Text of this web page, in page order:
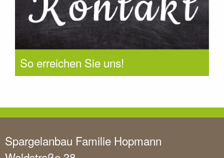
So erreichen Sie uns!
Spargelanbau Familie Hopmann